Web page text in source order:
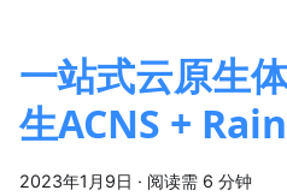
一站式云原生
生ACNS +
2023年1月9日 · 阅读需 6 分钟